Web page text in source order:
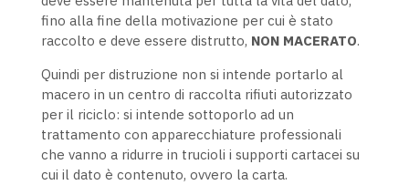
fino alla fine della motivazione per cui è stato
raccolto e deve essere distrutto, NON MACERATO.
Quindi per distruzione non si intende portarlo al
macero in un centro di raccolta rifiuti autorizzato
per il riciclo: si intende sottoporlo ad un
trattamento con apparecchiature professionali
che vanno a ridurre in trucioli i supporti cartacei su
cui il dato è contenuto, ovvero la carta.